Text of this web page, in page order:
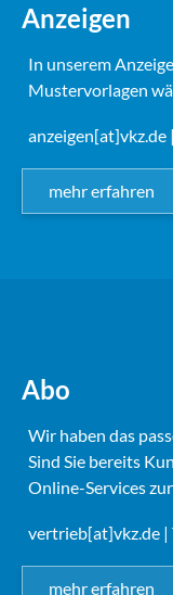
Anzeigen
In unserem
Mustervorlagen
anzeigen[at]vkz.de
mehr erfahren
Abo
Wir haben das
Sind Sie bereits
Online-Services
vertrieb[at]vkz.de |
mehr erfahren